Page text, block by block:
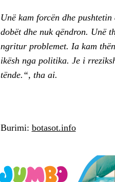
Unë kam forcën dhe
dobët dhe nuk qëndron. Unë
ngritur problemet. Ia kam
ikësh nga politika. Je i
tënde.“, tha ai.
Burimi: botasot.info